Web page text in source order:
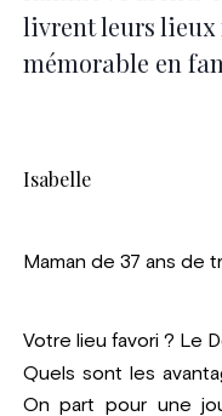
livrent leurs lieux
mémorable en
Isabelle
Maman de 37 ans de
Votre lieu favori ? Le
Quels sont les
On part pour une